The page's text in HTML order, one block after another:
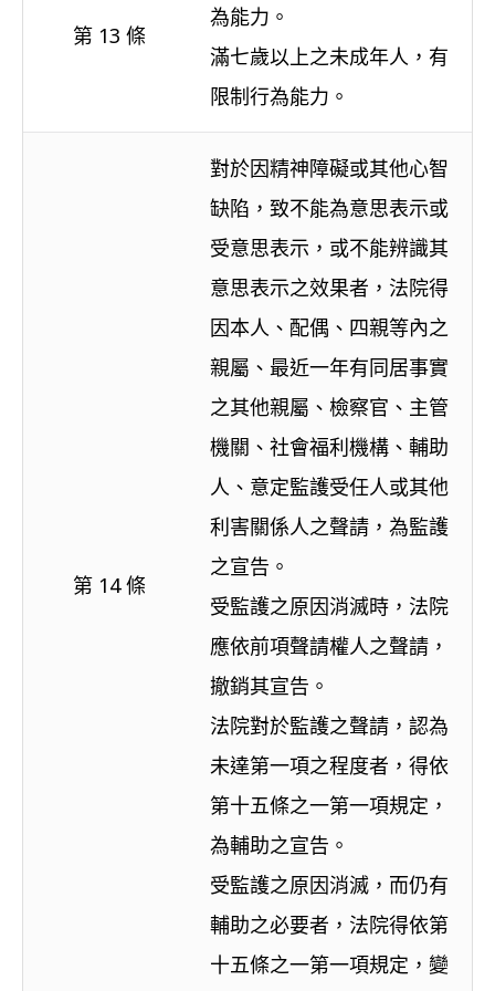
第 13 條
為能力。
滿七歲以上之未成年人，有
限制行為能力。
第 14 條
對於因精神障礙或其他心智
缺陷，致不能為意思表示或
受意思表示，或不能辨識其
意思表示之效果者，法院得
因本人、配偶、四親等內之
親屬、最近一年有同居事實
之其他親屬、檢察官、主管
機關、社會福利機構、輔助
人、意定監護受任人或其他
利害關係人之聲請，為監護
之宣告。
受監護之原因消滅時，法院
應依前項聲請權人之聲請，
撤銷其宣告。
法院對於監護之聲請，認為
未達第一項之程度者，得依
第十五條之一第一項規定，
為輔助之宣告。
受監護之原因消滅，而仍有
輔助之必要者，法院得依第
十五條之一第一項規定，變